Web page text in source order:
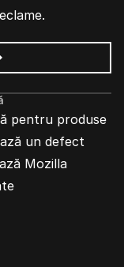
pentru produse
un defect
Mozilla